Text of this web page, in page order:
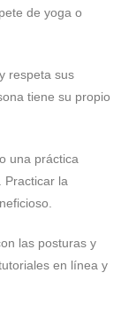
de yoga o
respeta sus
tiene su propio
una práctica
Practicar la
las posturas y
en línea y